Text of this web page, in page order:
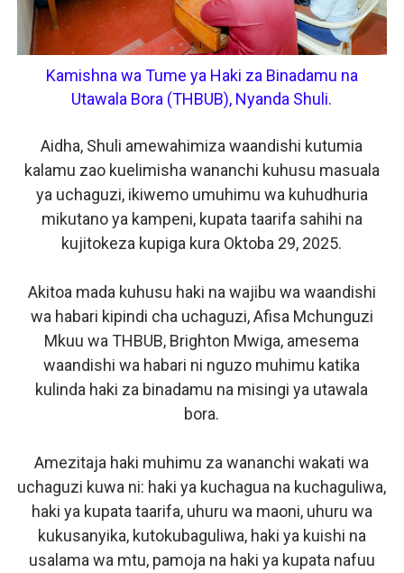
Kamishna wa Tume ya Haki za Binadamu na
Utawala Bora (THBUB), Nyanda Shuli.
Aidha, Shuli amewahimiza waandishi kutumia
kalamu zao kuelimisha wananchi kuhusu masuala
ya uchaguzi, ikiwemo umuhimu wa kuhudhuria
mikutano ya kampeni, kupata taarifa sahihi na
kujitokeza kupiga kura Oktoba 29, 2025.
Akitoa mada kuhusu haki na wajibu wa waandishi
wa habari kipindi cha uchaguzi, Afisa Mchunguzi
Mkuu wa THBUB, Brighton Mwiga, amesema
waandishi wa habari ni nguzo muhimu katika
kulinda haki za binadamu na misingi ya utawala
bora.
Amezitaja haki muhimu za wananchi wakati wa
uchaguzi kuwa ni: haki ya kuchagua na kuchaguliwa,
haki ya kupata taarifa, uhuru wa maoni, uhuru wa
kukusanyika, kutokubaguliwa, haki ya kuishi na
usalama wa mtu, pamoja na haki ya kupata nafuu